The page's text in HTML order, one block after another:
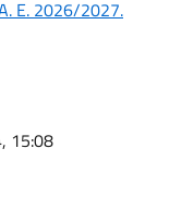
E. 2026/2027.
15:08